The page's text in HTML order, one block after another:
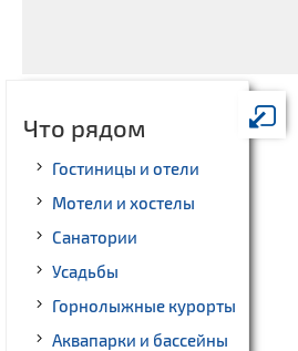
Что рядом
Гостиницы и отели
Мотели и хостелы
Санатории
Усадьбы
Горнолыжные курорты
Аквапарки и бассейны